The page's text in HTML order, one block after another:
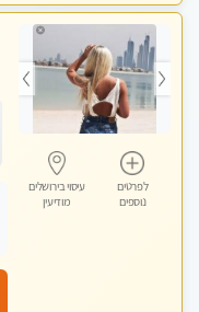
לפרטים
נוספים
עיסוי בירושלים
מודיעין